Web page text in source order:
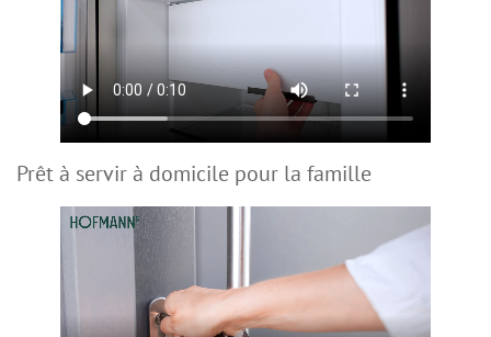
Prêt à servir à domicile pour la famille